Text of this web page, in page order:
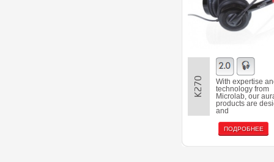
K270
With expertise
technology from
Microlab, our
products are
and
ПОДРОБНЕЕ